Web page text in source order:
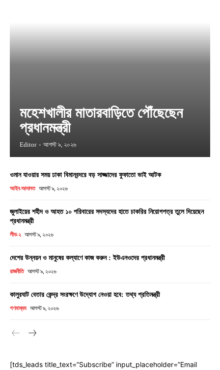
মহেশখালীর মাতারবাড়িতে পৌঁছেছেন
প্রধানমন্ত্রী
Editor - আগস্ট ৯, ২০২৬
ওমান যাওয়ার সময় ঢাকা বিমানবন্দরে বড় সাজ্জাদের ফুফাতো ভাই আটক
আইন-আদালত আগস্ট ৯, ২০২৬
জুলাইয়ের শহীদ ও আহত ১০ পরিবারের সদস্যদের হাতে চাকরির নিয়োগপত্র তুলে দিয়েছেন
প্রধানমন্ত্রী
লীড-২ আগস্ট ৯, ২০২৬
দেশের উন্নয়ন ও মানুষের কল্যাণে কাজ করুন : ইউএনওদের প্রধানমন্ত্রী
রাজনীতি আগস্ট ৯, ২০২৬
কালুরঘাট বেতার কেন্দ্র সংরক্ষণে উদ্যোগ নেওয়া হবে: তথ্য প্রতিমন্ত্রী
গণমাধ্যম আগস্ট ৯, ২০২৬
[tds_leads title_text=”Subscribe” input_placeholder=”Email